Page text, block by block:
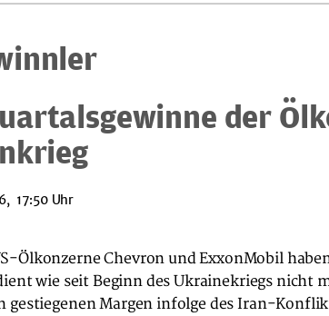
der
17:50 Uhr
Ölkonzerne Chevron und ExxonMobil
wie seit Beginn des Ukrainekriegs nicht
gestiegenen Margen infolge des Iran-